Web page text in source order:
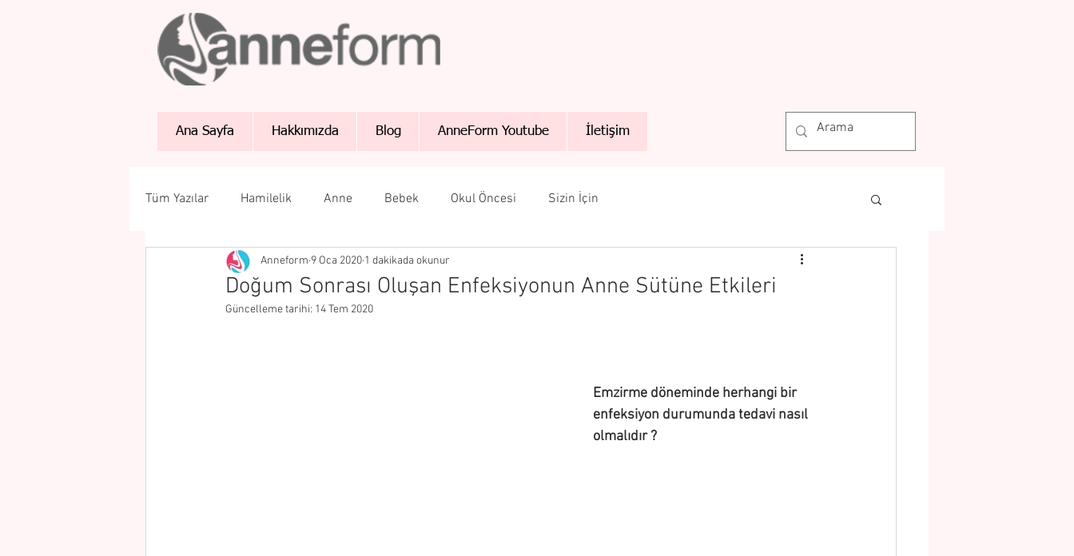
Ana Sayfa Hakkımızda Blog AnneForm Youtube İletişim
Tüm Yazılar Hamilelik Anne Bebek Okul Öncesi Sizin İçin
Doğum Sonrası Oluşan Enfeksiyonun Anne Sütüne Etkileri
Anneform 9 Oca 2020 1 dakikada okunur
Güncelleme tarihi: 14 Tem 2020
Emzirme döneminde herhangi bir
enfeksiyon durumunda tedavi nasıl
olmalıdır ?